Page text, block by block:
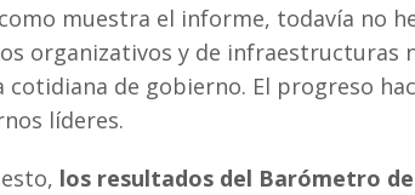
muestra el informe, todavía no
organizativos y de infraestructuras
cotidiana de gobierno. El progreso
líderes.
los resultados del Barómetro